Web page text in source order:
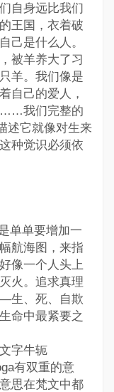
自身远比我们
王国，衣着破
己是什么人。
被羊养大了习
羊。我们像是
自己的爱人，
……我们完整的
述它就像对生来
种觉识必须依
单单要增加一
航海图，来指
像一个人头上
火。追求真理
生、死、自欺
命中最紧要之
字牛轭
有双重的意
思在梵文中都